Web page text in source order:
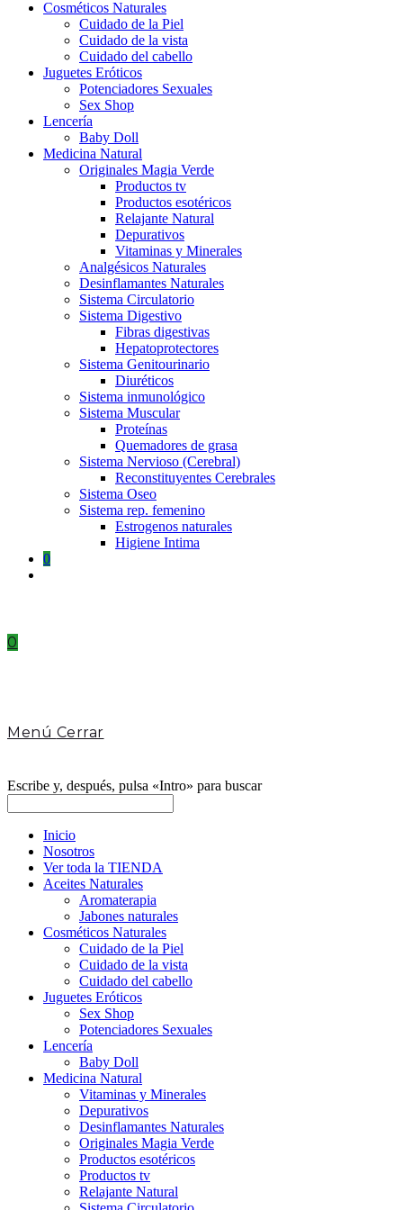
Cosméticos Naturales
Cuidado de la Piel
Cuidado de la vista
Cuidado del cabello
Juguetes Eróticos
Potenciadores Sexuales
Sex Shop
Lencería
Baby Doll
Medicina Natural
Originales Magia Verde
Productos tv
Productos esotéricos
Relajante Natural
Depurativos
Vitaminas y Minerales
Analgésicos Naturales
Desinflamantes Naturales
Sistema Circulatorio
Sistema Digestivo
Fibras digestivas
Hepatoprotectores
Sistema Genitourinario
Diuréticos
Sistema inmunológico
Sistema Muscular
Proteínas
Quemadores de grasa
Sistema Nervioso (Cerebral)
Reconstituyentes Cerebrales
Sistema Oseo
Sistema rep. femenino
Estrogenos naturales
Higiene Intima
0
0
Menú Cerrar
Escribe y, después, pulsa «Intro» para buscar
Inicio
Nosotros
Ver toda la TIENDA
Aceites Naturales
Aromaterapia
Jabones naturales
Cosméticos Naturales
Cuidado de la Piel
Cuidado de la vista
Cuidado del cabello
Juguetes Eróticos
Sex Shop
Potenciadores Sexuales
Lencería
Baby Doll
Medicina Natural
Vitaminas y Minerales
Depurativos
Desinflamantes Naturales
Originales Magia Verde
Productos esotéricos
Productos tv
Relajante Natural